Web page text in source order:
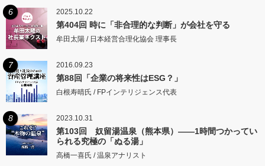
6 2025.10.22
第404回 時に「非合理的な判断」が会社を守る
牟田太陽 / 日本経営合理化協会 理事長
7 2016.09.23
第88回「企業の将来性はESG？」
白根寿晴氏 / FPインテリジェンス代表
8 2023.10.31
第103回 奴留湯温泉（熊本県）――1時間つかってい
られる究極の「ぬる湯」
高橋一喜氏 / 温泉アナリスト